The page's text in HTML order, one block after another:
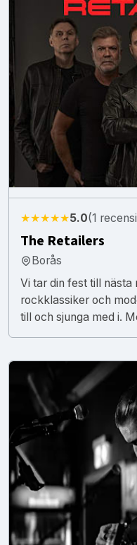
★★★★★5.0(1
The Retailers
Borås
Vi tar din fest till
rockklassiker och
till och sjunga med i.